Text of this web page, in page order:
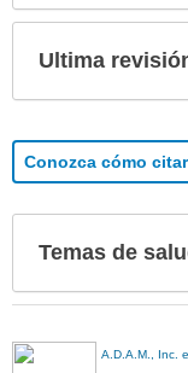
Ultima
Conozca cómo
Temas de
A.D.A.M., Inc.